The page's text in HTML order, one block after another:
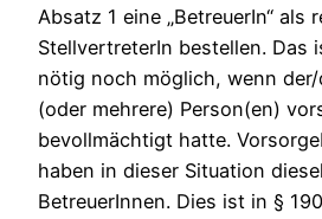
Absatz 1 eine „BetreuerIn“ als
StellvertreterIn bestellen. Das
nötig noch möglich, wenn
(oder mehrere) Person(en)
bevollmächtigt hatte.
haben in dieser Situation
BetreuerInnen. Dies ist in §